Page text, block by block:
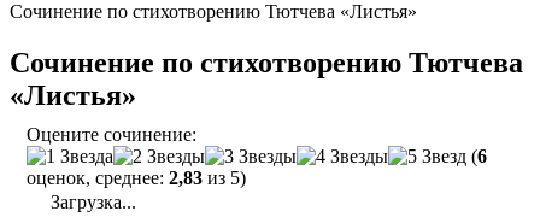
Сочинение по стихотворению Тютчева «Листья»
Сочинение по стихотворению Тютчева
«Листья»
Оцените сочинение:
(6
оценок, среднее: 2,83 из 5)
Загрузка...